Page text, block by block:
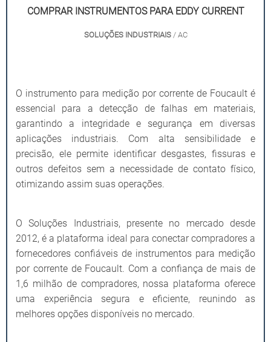
COMPRAR INSTRUMENTOS PARA EDDY CURRENT
SOLUÇÕES INDUSTRIAIS/ AC
O instrumento para medição por corrente de Foucault é
essencial para a detecção de falhas em materiais,
garantindo a integridade e segurança em diversas
aplicações industriais. Com alta sensibilidade e
precisão, ele permite identificar desgastes, fissuras e
outros defeitos sem a necessidade de contato físico,
otimizando assim suas operações.
O Soluções Industriais, presente no mercado desde
2012, é a plataforma ideal para conectar compradores a
fornecedores confiáveis de instrumentos para medição
por corrente de Foucault. Com a confiança de mais de
1,6 milhão de compradores, nossa plataforma oferece
uma experiência segura e eficiente, reunindo as
melhores opções disponíveis no mercado.